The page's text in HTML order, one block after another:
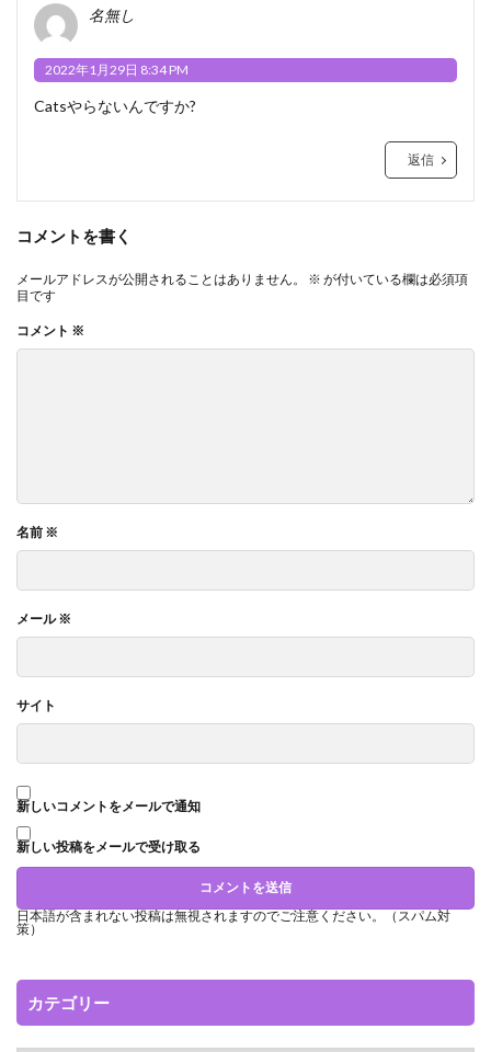
名無し
2022年1月29日 8:34 PM
Catsやらないんですか?
返信
コメントを書く
メールアドレスが公開されることはありません。 ※ が付いている欄は必須項
目です
コメント ※
名前 ※
メール※
サイト
新しいコメントをメールで通知
新しい投稿をメールで受け取る
日本語が含まれない投稿は無視されますのでご注意ください。（スパム対
策）
カテゴリー